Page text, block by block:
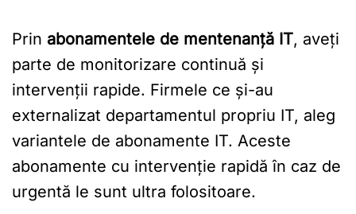
Prin abonamentele de mentenanță IT, aveți
parte de monitorizare continuă și
intervenții rapide. Firmele ce și-au
externalizat departamentul propriu IT, aleg
variantele de abonamente IT. Aceste
abonamente cu intervenție rapidă în caz de
urgentă le sunt ultra folositoare.